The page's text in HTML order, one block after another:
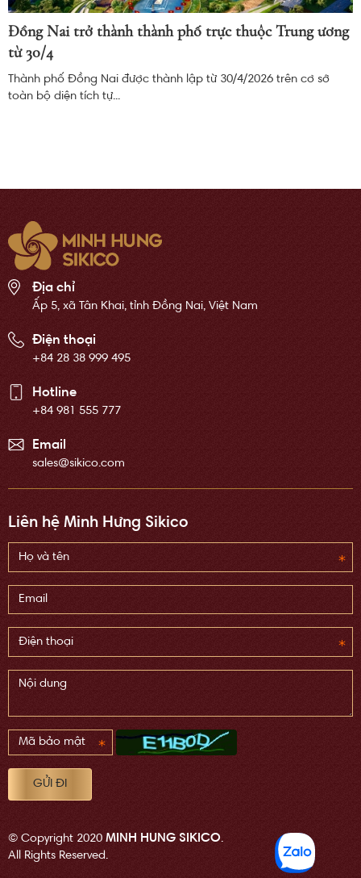
Đồng Nai trở thành thành phố trực thuộc Trung ương
từ 30/4
Thành phố Đồng Nai được thành lập từ 30/4/2026 trên cơ sở
toàn bộ diện tích tự...
Địa chỉ
Ấp 5, xã Tân Khai, tỉnh Đồng Nai, Việt Nam
Điện thoại
+84 28 38 999 495
Hotline
+84 981 555 777
Email
sales@sikico.com
Liên hệ Minh Hưng Sikico
© Copyright 2020 MINH HUNG SIKICO.
All Rights Reserved.